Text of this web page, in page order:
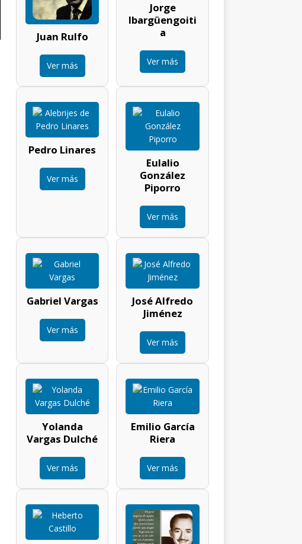
Juan Rulfo
Ver más
Jorge
Ibargüengoiti
a
Ver más
Pedro Linares
Ver más
Eulalio
González
Piporro
Ver más
Gabriel Vargas
Ver más
José Alfredo
Jiménez
Ver más
Yolanda
Vargas Dulché
Ver más
Emilio García
Riera
Ver más